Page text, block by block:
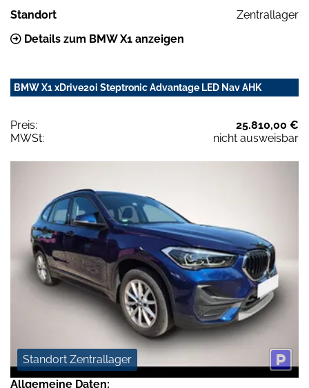
Standort
Zentrallager
Details zum BMW X1 anzeigen
BMW X1 xDrive20i Steptronic Advantage LED Nav AHK
Preis:
25.810,00 €
MWSt:
nicht ausweisbar
Standort Zentrallager
Allgemeine Daten: